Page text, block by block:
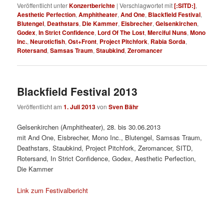
Veröffentlicht unterKonzertberichte |Verschlagwortet mit[:SITD:],
Aesthetic Perfection,Amphitheater,And One, Blackfield Festival,
Blutengel, Deathstars, Die Kammer, Eisbrecher,Gelsenkirchen,
Godex,In Strict Confidence, Lord Of The Lost,Merciful Nuns,Mono
Inc.,Neuroticfish,Ost+Front, Project Pitchfork, Rabia Sorda,
Rotersand,Samsas Traum,Staubkind,Zeromancer
Blackfield Festival 2013
Veröffentlicht am1. Juli 2013vonSven Bähr
Gelsenkirchen (Amphitheater), 28. bis 30.06.2013
mit And One, Eisbrecher, Mono Inc., Blutengel, Samsas Traum,
Deathstars, Staubkind, Project Pitchfork, Zeromancer, SITD,
Rotersand, In Strict Confidence, Godex, Aesthetic Perfection,
Die Kammer
Link zum Festivalbericht